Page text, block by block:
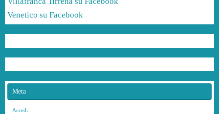
Venetico su Facebook
Meta
Accedi